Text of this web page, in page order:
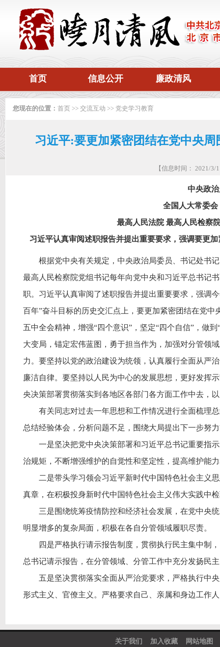
首页 信息公开 廉政清风
您现在的位置： 首页 >> 交流互动 >> 党史学习教育
习近平:要更加紧密团结在党中央
【信息时间： 2021/
中央政
全国人大常委会
最高人民法院 最高人民检察
习近平认真审阅述职报告并提出重要要求，强调要更
根据党中央有关规定，中央政治局委员、书记处书记
最高人民检察院党组书记每年向党中央和习近平总书记
职。习近平认真审阅了述职报告并提出重要要求，强调
百年”奋斗目标的历史交汇点上，要更加紧密团结在党
五中全会精神，增强“四个意识”，坚定“四个自信”，做
大变局，锚定宏伟蓝图，勇于担当作为，加强对分管领
力。要坚持以党的政治建设为统领，认真履行全面从严
廉洁自律。要坚持以人民为中心的发展思想，更好发挥
央决策部署贯彻落实到各地区各部门各方面工作中去，
有关同志对过去一年思想和工作情况进行全面梳理总
总结经验体会，分析问题不足，围绕大局提出下一步努
一是坚决把党中央决策部署和习近平总书记重要指示
治规矩，不断增强维护的自觉性和坚定性，提高维护能
二是带头学习领会习近平新时代中国特色社会主义思
真章，在积极投身新时代中国特色社会主义伟大实践中
三是围绕统筹疫情防控和经济社会发展，在党中央统
明显增多的复杂局面，积极在各自分管领域履职尽责。
四是严格执行请示报告制度，贯彻执行民主集中制，
总书记请示报告，在分管领域、分管工作中充分发扬民
五是坚决贯彻落实全面从严治党要求，严格执行中央
形式主义、官僚主义。严格要求自己、亲属和身边工作